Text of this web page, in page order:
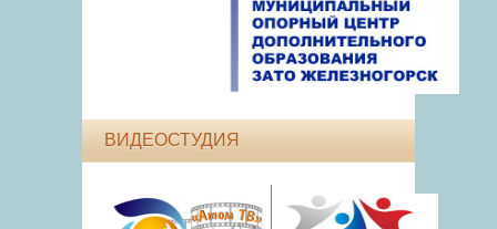
ВИДЕОСТУДИЯ